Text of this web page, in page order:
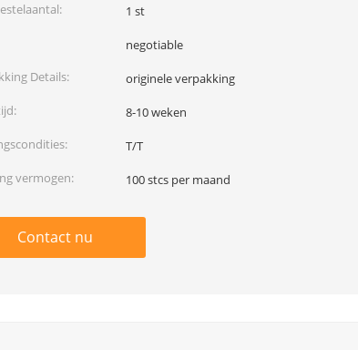
1 st
negotiable
Details:
originele verpakking
8-10 weken
T/T
vermogen:
100 stcs per maand
Contact nu